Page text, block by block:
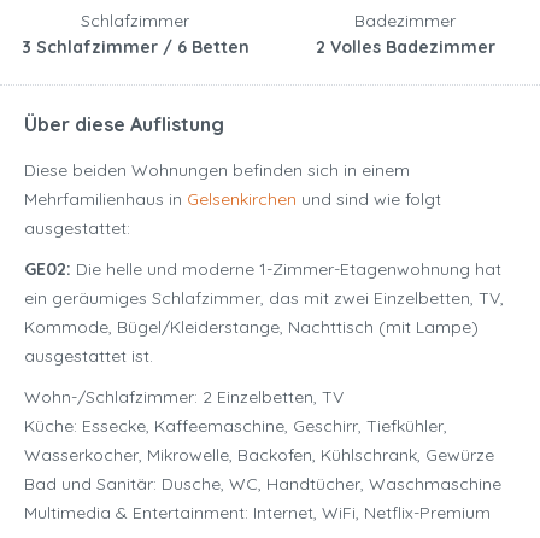
Schlafzimmer
3 Schlafzimmer / 6 Betten
Badezimmer
2 Volles Badezimmer
Über diese Auflistung
Diese beiden Wohnungen befinden sich in einem
Mehrfamilienhaus in Gelsenkirchen und sind wie folgt
ausgestattet:
GE02: Die helle und moderne 1-Zimmer-Etagenwohnung hat
ein geräumiges Schlafzimmer, das mit zwei Einzelbetten, TV,
Kommode, Bügel/Kleiderstange, Nachttisch (mit Lampe)
ausgestattet ist.
Wohn-/Schlafzimmer: 2 Einzelbetten, TV
Küche: Essecke, Kaffeemaschine, Geschirr, Tiefkühler,
Wasserkocher, Mikrowelle, Backofen, Kühlschrank, Gewürze
Bad und Sanitär: Dusche, WC, Handtücher, Waschmaschine
Multimedia & Entertainment: Internet, WiFi, Netflix-Premium